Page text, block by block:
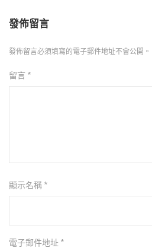
發佈留言
發佈留言必須填寫的電子郵件地址不會公開。
留言 *
顯示名稱 *
電子郵件地址 *